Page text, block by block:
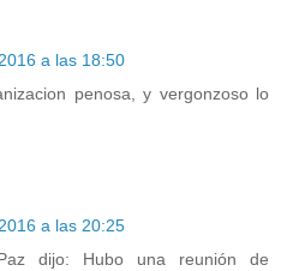
a las 18:50
penosa, y vergonzoso lo
a las 20:25
dijo: Hubo una reunión de